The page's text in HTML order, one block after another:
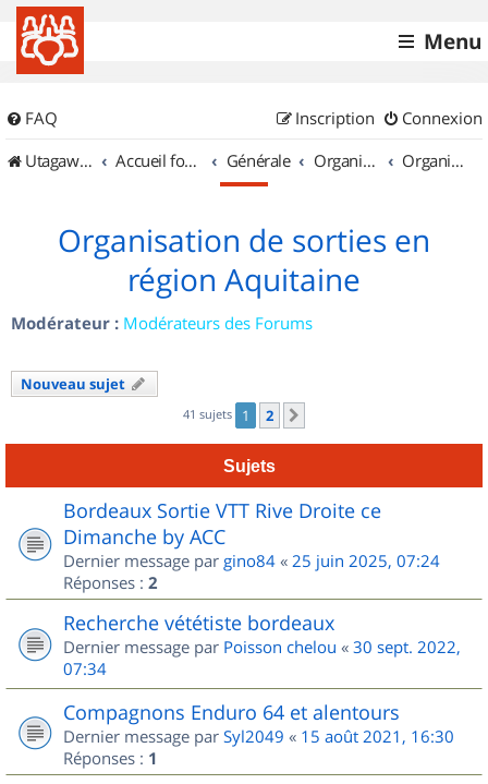
Menu
FAQ Connexion
Inscription
UtagawaVTT (Randos VTT et VTTAE avec traces GPS)
Accueil forum Générale Organisation de sorties & Recherche de partenaires Organisation de sorties en région Aquitaine
Organisation de sorties en
région Aquitaine
Modérateur : Modérateurs des Forums
Nouveau sujet
41 sujets 1 2
Sujets
Bordeaux Sortie VTT Rive Droite ce
Dimanche by ACC
Dernier message par gino84 « 25 juin 2025, 07:24
Réponses : 2
Recherche vététiste bordeaux
Dernier message par Poisson chelou « 30 sept. 2022,
07:34
Compagnons Enduro 64 et alentours
Dernier message par Syl2049 « 15 août 2021, 16:30
Réponses : 1